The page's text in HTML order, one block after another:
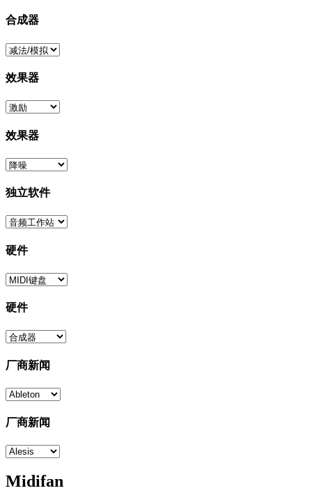
合成器
效果器
效果器
独立软件
硬件
硬件
厂商新闻
厂商新闻
Midifan